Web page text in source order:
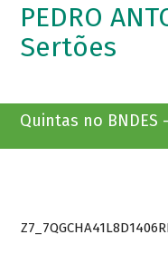
PEDRO
Sertões
Quintas no BNDES